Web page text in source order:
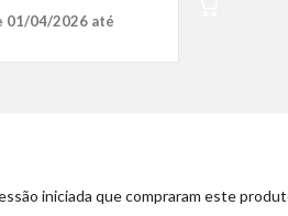
01/04/2026 até
iniciada que compraram este